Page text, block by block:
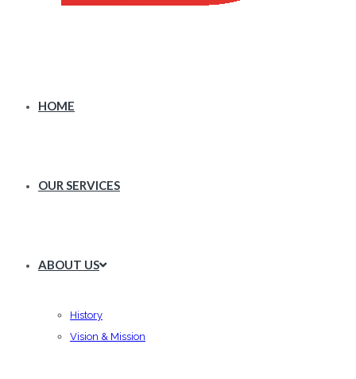
HOME
OUR SERVICES
ABOUT US
History
Vision & Mission